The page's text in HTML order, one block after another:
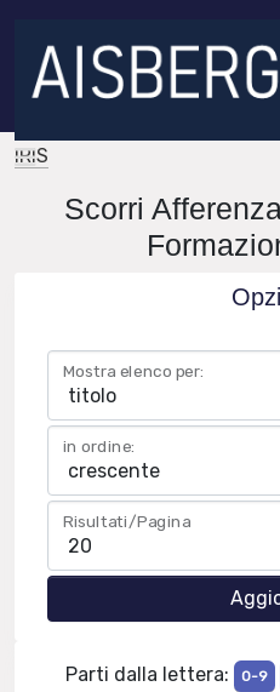
IRIS
Scorri
Mostra elenco per:
in ordine:
Risultati/Pagina
Parti dalla lettera: 0-9